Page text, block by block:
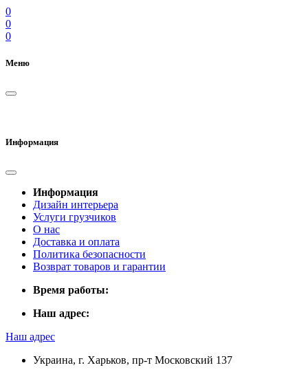
0
0
0
Меню
Информация
Информация
Дизайн интерьера
Услуги грузчиков
О нас
Доставка и оплата
Политика безопасности
Возврат товаров и гарантии
Время работы:
Наш адрес:
Наш адрес
Украина, г. Харьков, пр-т Московский 137